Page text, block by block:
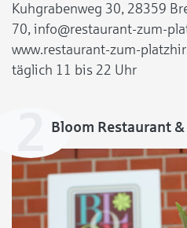
Kuhgrabenweg 30, 28359
70, info@restaurant-zum-
www.restaurant-zum-
täglich 11 bis 22 Uhr
Bloom Restaurant &